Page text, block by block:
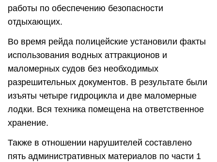
работы по обеспечению безопасности
отдыхающих.
Во время рейда полицейские установили факты
использования водных аттракционов и
маломерных судов без необходимых
разрешительных документов. В результате были
изъяты четыре гидроцикла и две маломерные
лодки. Вся техника помещена на ответственное
хранение.
Также в отношении нарушителей составлено
пять административных материалов по части 1